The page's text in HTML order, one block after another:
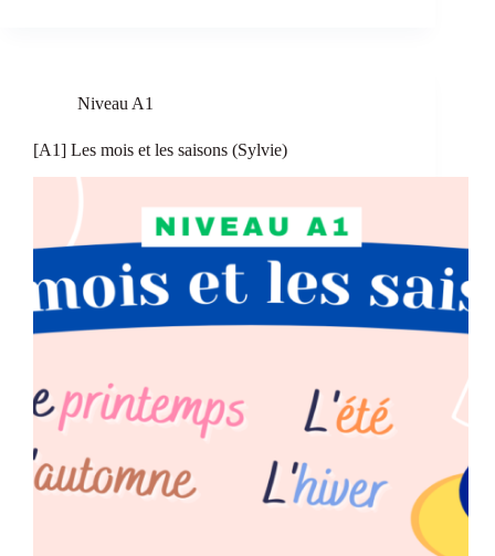
Niveau A1
[A1] Les mois et les saisons (Sylvie)